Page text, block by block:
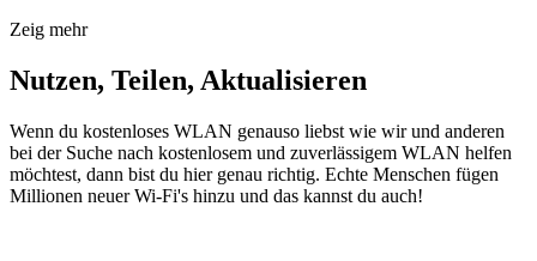
Zeig mehr
Nutzen, Teilen, Aktualisieren
Wenn du kostenloses WLAN genauso liebst wie wir und anderen
bei der Suche nach kostenlosem und zuverlässigem WLAN helfen
möchtest, dann bist du hier genau richtig. Echte Menschen fügen
Millionen neuer Wi-Fi's hinzu und das kannst du auch!